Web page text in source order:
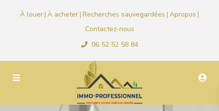
À louer| À acheter| Recherches sauvegardées | Apropos |
Contactez-nous
06 52 52 58 84